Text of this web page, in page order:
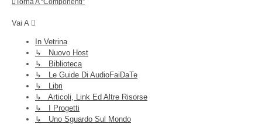
Torna A “Componenti”
Vai A
In Vetrina
↳ Nuovo Host
↳ Biblioteca
↳ Le Guide Di AudioFaiDaTe
↳ Libri
↳ Articoli, Link Ed Altre Risorse
↳ I Progetti
↳ Uno Sguardo Sul Mondo